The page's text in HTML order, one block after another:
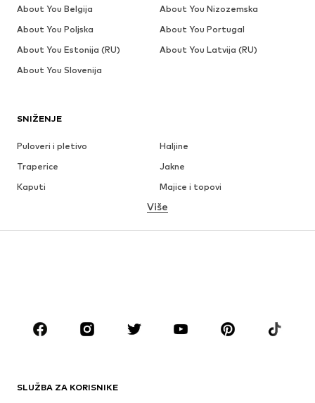
SNIŽENJE
Puloveri i pletivo
Haljine
Traperice
Jakne
Kaputi
Majice i topovi
Donje rublje
Dodaci
Premium
Novo
Više
SLUŽBA ZA KORISNIKE
About You Belgija
About You Nizozemska
About You Poljska
About You Portugal
About You Estonija (RU)
About You Latvija (RU)
About You Slovenija